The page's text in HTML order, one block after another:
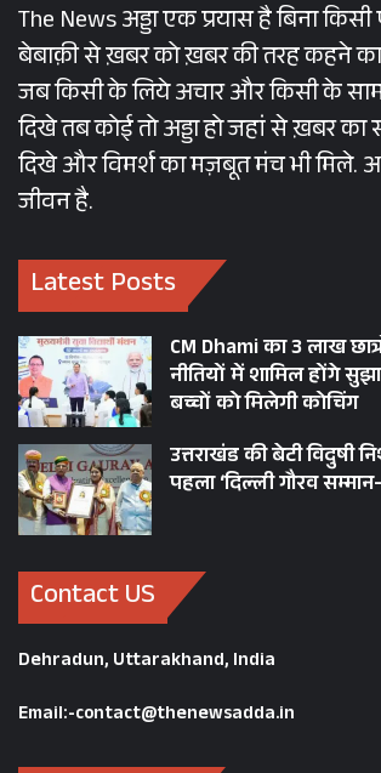
The News अड्डा एक प्रयास है बिना किसी
बेबाक़ी से ख़बर को ख़बर की तरह कहने
जब किसी के लिये अचार और किसी के
दिखे तब कोई तो अड्डा हो जहां से ख़बर का
दिखे और विमर्श का मज़बूत मंच भी मिले.
जीवन है.
Latest Posts
CM Dhami का 3 लाख
नीतियों में शामिल होंगे
बच्चों को मिलेगी कोचिंग
उत्तराखंड की बेटी विदुषी
पहला ‘दिल्ली गौरव
Contact US
Dehradun, Uttarakhand, India
Email:-contact@thenewsadda.in